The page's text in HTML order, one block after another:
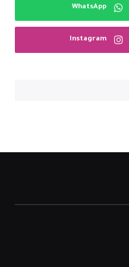
WhatsApp
Instagram